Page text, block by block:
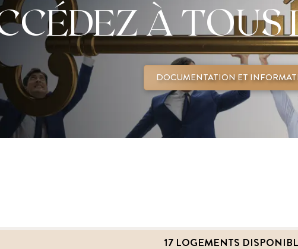
À TOUS
DOCUMENTATION ET
17 LOGEMENTS